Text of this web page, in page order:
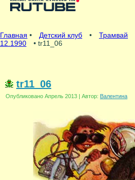
Главная • Детский клуб • Трамвай
12.1990
• tr11_06
tr11_06
Опубликовано Апрель 2013 | Автор: Валентина